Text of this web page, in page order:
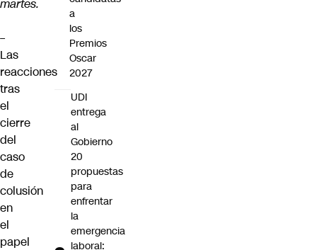
martes.
–
Las
reacciones
tras
el
cierre
del
caso
de
colusión
en
el
papel
a
los
Premios
Oscar
2027
UDI
entrega
al
Gobierno
20
propuestas
para
enfrentar
la
emergencia
laboral: